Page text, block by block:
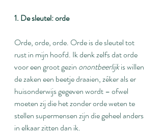
1. De sleutel: orde
Orde, orde, orde. Orde is de sleutel tot
rust in mijn hoofd. Ik denk zelfs dat orde
voor een groot gezin onontbeerlijk is willen
de zaken een beetje draaien, zéker als er
huisonderwijs gegeven wordt – ofwel
moeten zij die het zonder orde weten te
stellen supermensen zijn die geheel anders
in elkaar zitten dan ik.